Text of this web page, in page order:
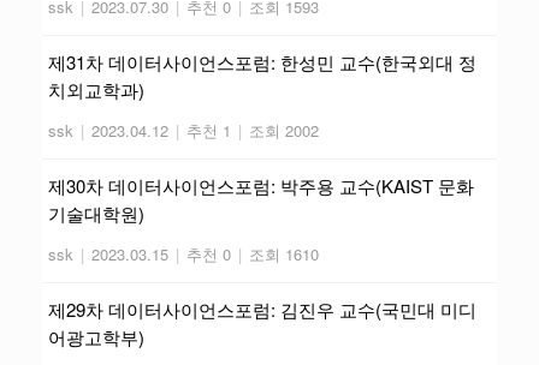
ssk | 2023.07.30 | 추천 0 | 조회 1593
제31차 데이터사이언스포럼: 한성민 교수(한국외대 정
치외교학과)
ssk | 2023.04.12 | 추천 1 | 조회 2002
제30차 데이터사이언스포럼: 박주용 교수(KAIST 문화
기술대학원)
ssk | 2023.03.15 | 추천 0 | 조회 1610
제29차 데이터사이언스포럼: 김진우 교수(국민대 미디
어광고학부)